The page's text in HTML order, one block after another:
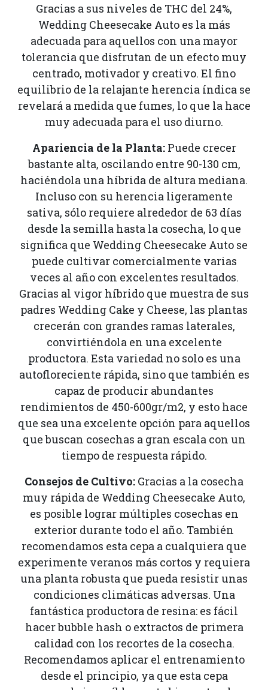
Gracias a sus niveles de THC del 24%,
Wedding Cheesecake Auto es la más
adecuada para aquellos con una mayor
tolerancia que disfrutan de un efecto muy
centrado, motivador y creativo. El fino
equilibrio de la relajante herencia índica se
revelará a medida que fumes, lo que la hace
muy adecuada para el uso diurno.
Apariencia de la Planta:Puede crecer
bastante alta, oscilando entre 90-130 cm,
haciéndola una híbrida de altura mediana.
Incluso con su herencia ligeramente
sativa, sólo requiere alrededor de 63 días
desde la semilla hasta la cosecha, lo que
significa que Wedding Cheesecake Auto se
puede cultivar comercialmente varias
veces al año con excelentes resultados.
Gracias al vigor híbrido que muestra de sus
padres Wedding Cake y Cheese, las plantas
crecerán con grandes ramas laterales,
convirtiéndola en una excelente
productora. Esta variedad no solo es una
autofloreciente rápida, sino que también es
capaz de producir abundantes
rendimientos de 450-600gr/m2, y esto hace
que sea una excelente opción para aquellos
que buscan cosechas a gran escala con un
tiempo de respuesta rápido.
Consejos de Cultivo: Gracias a la cosecha
muy rápida de Wedding Cheesecake Auto,
es posible lograr múltiples cosechas en
exterior durante todo el año. También
recomendamos esta cepa a cualquiera que
experimente veranos más cortos y requiera
una planta robusta que pueda resistir unas
condiciones climáticas adversas. Una
fantástica productora de resina: es fácil
hacer bubble hash o extractos de primera
calidad con los recortes de la cosecha.
Recomendamos aplicar el entrenamiento
desde el principio, ya que esta cepa